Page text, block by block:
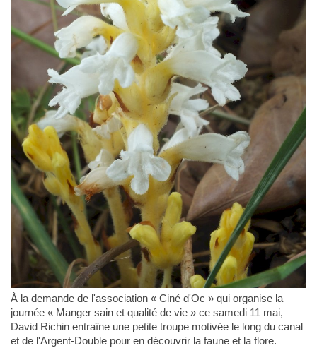
À la demande de l'association « Ciné d'Oc » qui organise la
journée « Manger sain et qualité de vie » ce samedi 11 mai,
David Richin entraîne une petite troupe motivée le long du canal
et de l'Argent-Double pour en découvrir la faune et la flore.